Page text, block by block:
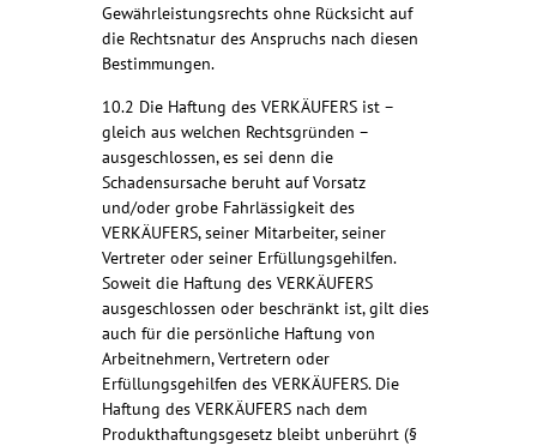
Gewährleistungsrechts ohne Rücksicht auf
die Rechtsnatur des Anspruchs nach diesen
Bestimmungen.
10.2 Die Haftung des VERKÄUFERS ist –
gleich aus welchen Rechtsgründen –
ausgeschlossen, es sei denn die
Schadensursache beruht auf Vorsatz
und/oder grobe Fahrlässigkeit des
VERKÄUFERS, seiner Mitarbeiter, seiner
Vertreter oder seiner Erfüllungsgehilfen.
Soweit die Haftung des VERKÄUFERS
ausgeschlossen oder beschränkt ist, gilt dies
auch für die persönliche Haftung von
Arbeitnehmern, Vertretern oder
Erfüllungsgehilfen des VERKÄUFERS. Die
Haftung des VERKÄUFERS nach dem
Produkthaftungsgesetz bleibt unberührt (§